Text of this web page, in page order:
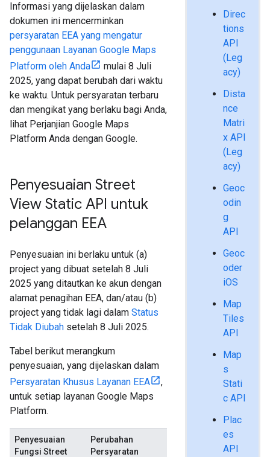
Direc
tions
API
(Leg
acy)
Dista
nce
Matri
x API
(Leg
acy)
Geoc
odin
g
API
Geoc
oder
iOS
Map
Tiles
API
Map
s
Stati
c API
Plac
es
API
Informasi yang dijelaskan dalam
dokumen ini mencerminkan
persyaratan EEA yang mengatur
penggunaan Layanan Google Maps
Platform oleh Anda
mulai 8 Juli
2025, yang dapat berubah dari waktu
ke waktu. Untuk persyaratan terbaru
dan mengikat yang berlaku bagi Anda,
lihat Perjanjian Google Maps
Platform Anda dengan Google.
Penyesuaian Street
View Static API untuk
pelanggan EEA
Penyesuaian ini berlaku untuk (a)
project yang dibuat setelah 8 Juli
2025 yang ditautkan ke akun dengan
alamat penagihan EEA, dan/atau (b)
project yang tidak lagi dalam Status
Tidak Diubah setelah 8 Juli 2025.
Tabel berikut merangkum
penyesuaian, yang dijelaskan dalam
Persyaratan Khusus Layanan EEA
,
untuk setiap layanan Google Maps
Platform.
Penyesuaian
Fungsi Street
Perubahan
Persyaratan